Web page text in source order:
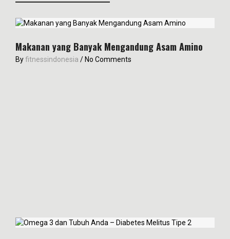
Makanan yang Banyak Mengandung Asam Amino
Byfitnessindonesia / No Comments